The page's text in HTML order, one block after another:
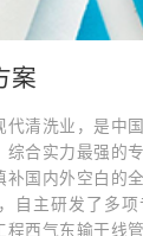
案
代清洗业，是中
综合实力最强的
国内外空白的
自主研发了多
西气东输干线